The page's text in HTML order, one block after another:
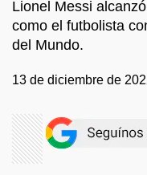
Lionel Messi
como el futbolista
del Mundo.
13 de diciembre de